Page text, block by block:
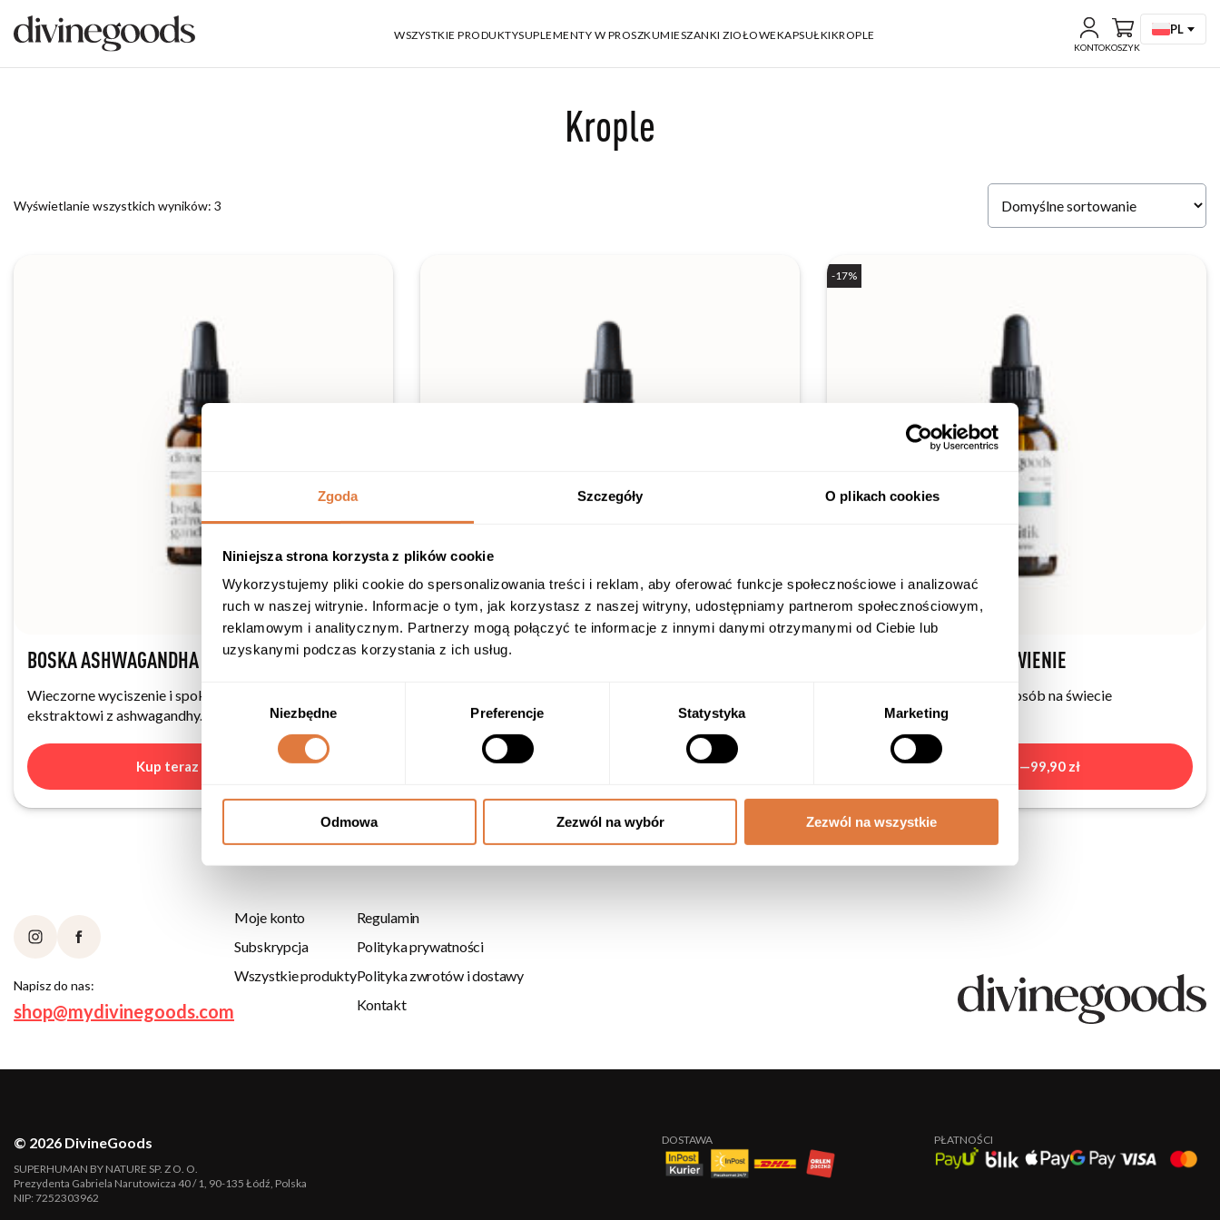
Zgoda Szczegóły O plikach cookies
Niniejsza strona korzysta z plików cookie
Wykorzystujemy pliki cookie do spersonalizowania treści i reklam, aby oferować funkcje społecznościowe i analizować
ruch w naszej witrynie. Informacje o tym, jak korzystasz z naszej witryny, udostępniamy partnerom społecznościowym,
reklamowym i analitycznym. Partnerzy mogą połączyć te informacje z innymi danymi otrzymanymi od Ciebie lub
uzyskanymi podczas korzystania z ich usług.
Wybór
Niezbędne Preferencje Statystyka Marketing
Odmowa Zezwól na wybór Zezwól na wszystkie
WSZYSTKIE PRODUKTYSUPLEMENTY W PROSZKUMIESZANKI ZIOŁOWEKAPSUŁKIKROPLE
KONTOKOSZYK
PL
Krople
Wyświetlanie wszystkich wyników: 3
BOSKA ASHWAGANDHA 50ML
Wieczorne wyciszenie i spokojniejszy sen dzięki
ekstraktowi z ashwagandhy.
Kup teraz —
BOSKA LION’S MANE 50ML
soplówki jeżowatej.
-17%
PARASITIK JELITA I TRAWIENIE
Pasożyty dotyczą milionów osób na świecie
Kup teraz —99,90 zł
Napisz do nas:
shop@mydivinegoods.com
Moje konto
Subskrypcja
Wszystkie produkty
Regulamin
Polityka prywatności
Polityka zwrotów i dostawy
Kontakt
© 2026 DivineGoods
SUPERHUMAN BY NATURE SP. Z O. O.
Prezydenta Gabriela Narutowicza 40 / 1, 90-135 Łódź, Polska
NIP: 7252303962
DOSTAWA PŁATNOŚCI